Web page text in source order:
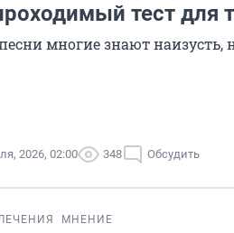
тест для
многие знают
2026, 02:00 348 Обсудить
МНЕНИЕ